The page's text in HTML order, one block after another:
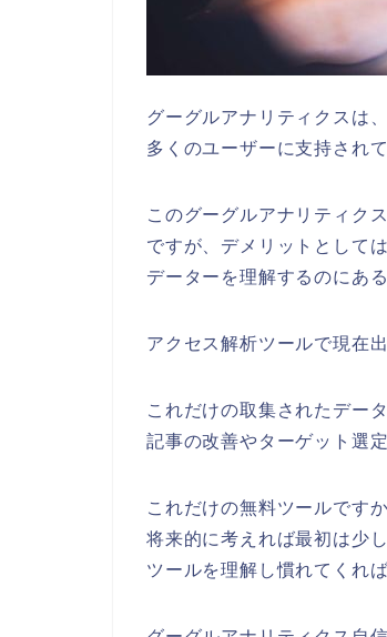
グーグルアナリティクスは
多くのユーザーに支持され
このグーグルアナリティク
ですが、デメリットとして
データーを理解するのにあ
アクセス解析ツールで現在
これだけの取集されたデー
記事の改善やターゲット選
これだけの無料ツールです
将来的に考えれば最初は少
ツールを理解し慣れてくれ